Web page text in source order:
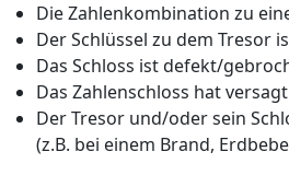
Die Zahlenkombination zu
Der Schlüssel zu dem Tresor
Das Schloss ist defekt/
Das Zahlenschloss hat versagt
Der Tresor und/oder sein
(z.B. bei einem Brand,